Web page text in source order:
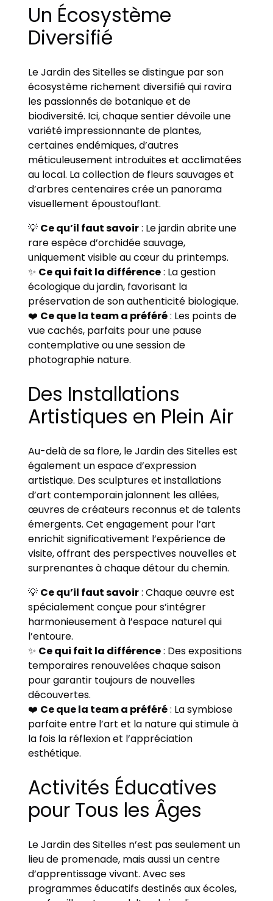
Un Écosystème
Diversifié
Le Jardin des Sitelles se distingue par son
écosystème richement diversifié qui ravira
les passionnés de botanique et de
biodiversité. Ici, chaque sentier dévoile une
variété impressionnante de plantes,
certaines endémiques, d’autres
méticuleusement introduites et acclimatées
au local. La collection de fleurs sauvages et
d’arbres centenaires crée un panorama
visuellement époustouflant.
💡 Ce qu’il faut savoir: Le jardin abrite une
rare espèce d’orchidée sauvage,
uniquement visible au cœur du printemps.
✨ Ce qui fait la différence: La gestion
écologique du jardin, favorisant la
préservation de son authenticité biologique.
❤️ Ce que la team a préféré: Les points de
vue cachés, parfaits pour une pause
contemplative ou une session de
photographie nature.
Des Installations
Artistiques en Plein Air
Au-delà de sa flore, le Jardin des Sitelles est
également un espace d’expression
artistique. Des sculptures et installations
d’art contemporain jalonnent les allées,
œuvres de créateurs reconnus et de talents
émergents. Cet engagement pour l’art
enrichit significativement l’expérience de
visite, offrant des perspectives nouvelles et
surprenantes à chaque détour du chemin.
💡 Ce qu’il faut savoir: Chaque œuvre est
spécialement conçue pour s’intégrer
harmonieusement à l’espace naturel qui
l’entoure.
✨ Ce qui fait la différence: Des expositions
temporaires renouvelées chaque saison
pour garantir toujours de nouvelles
découvertes.
❤️ Ce que la team a préféré: La symbiose
parfaite entre l’art et la nature qui stimule à
la fois la réflexion et l’appréciation
esthétique.
Activités Éducatives
pour Tous les Âges
Le Jardin des Sitelles n’est pas seulement un
lieu de promenade, mais aussi un centre
d’apprentissage vivant. Avec ses
programmes éducatifs destinés aux écoles,